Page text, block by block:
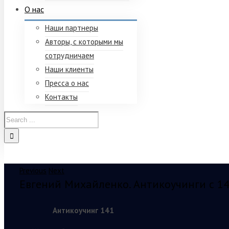
О нас
Наши партнеры
Авторы, с которыми мы
сотрудничаем
Наши клиенты
Пресса о нас
Контакты
Previous Next
Евгений Михайленко. Антикоучинги с
Антикоучинг 141